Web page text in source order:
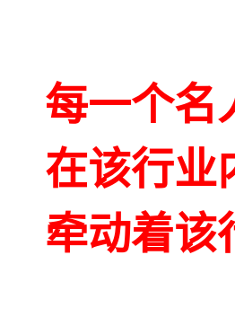
每一个名
在该行业
牵动着该